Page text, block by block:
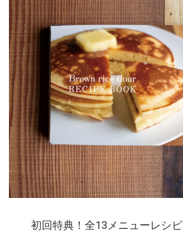
初回特典！全13メニューレシ